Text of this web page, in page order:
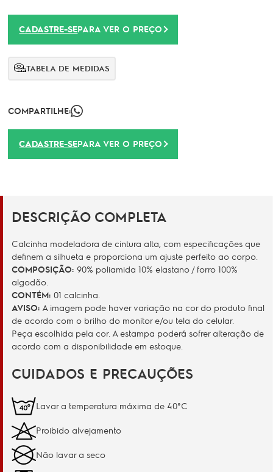
CADASTRE-SEPARA VER O PREÇO
TABELA DE MEDIDAS
COMPARTILHE:
CADASTRE-SEPARA VER O PREÇO
DESCRIÇÃO COMPLETA
Calcinha modeladora de cintura alta, com especificações que
definem a silhueta e proporciona um ajuste perfeito ao corpo.
COMPOSIÇÃO: 90% poliamida 10% elastano / forro 100%
algodão.
CONTÉM: 01 calcinha.
AVISO: A imagem pode haver variação na cor do produto final
de acordo com o brilho do monitor e/ou tela do celular.
Peça escolhida pela cor. A estampa poderá sofrer alteração de
acordo com a disponibilidade em estoque.
CUIDADOS E PRECAUÇÕES
Lavar a temperatura máxima de 40°C
Proibido alvejamento
Não lavar a seco